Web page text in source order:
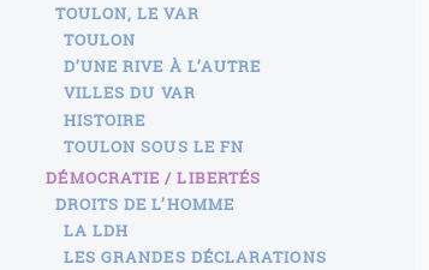
TOULON, LE VAR
TOULON
D’UNE RIVE À L’AUTRE
VILLES DU VAR
HISTOIRE
TOULON SOUS LE FN
DÉMOCRATIE / LIBERTÉS
DROITS DE L’HOMME
LA LDH
LES GRANDES DÉCLARATIONS